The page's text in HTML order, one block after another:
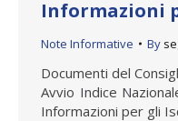
Informazioni
Note Informative By
Documenti del
Avvio Indice
Informazioni per gli